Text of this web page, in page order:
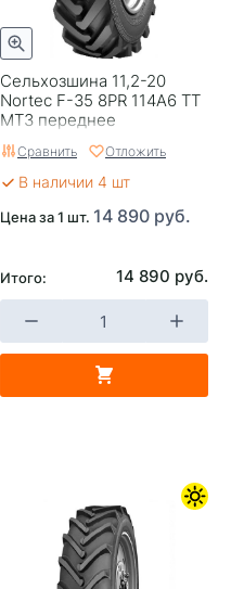
Сельхозшина 11,2-20
Nortec F-35 8PR 114A6 TT
МТЗ переднее
Сравнить Отложить
В наличии 4 шт
Цена за 1 шт. 14 890 руб.
Итого: 14 890 руб.